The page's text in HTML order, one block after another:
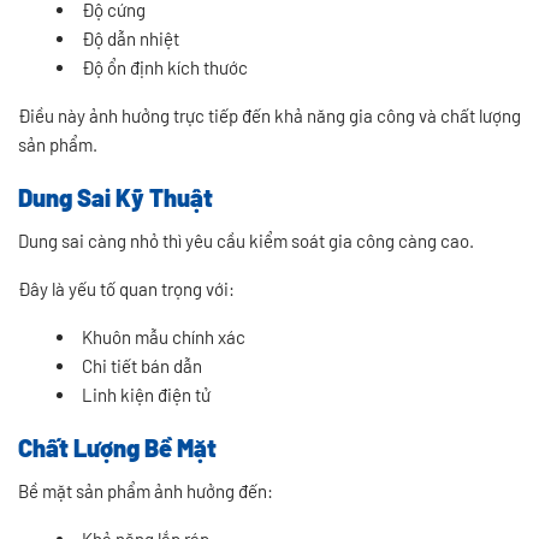
Độ cứng
Độ dẫn nhiệt
Độ ổn định kích thước
Điều này ảnh hưởng trực tiếp đến khả năng gia công và chất lượng
sản phẩm.
Dung Sai Kỹ Thuật
Dung sai càng nhỏ thì yêu cầu kiểm soát gia công càng cao.
Đây là yếu tố quan trọng với:
Khuôn mẫu chính xác
Chi tiết bán dẫn
Linh kiện điện tử
Chất Lượng Bề Mặt
Bề mặt sản phẩm ảnh hưởng đến: